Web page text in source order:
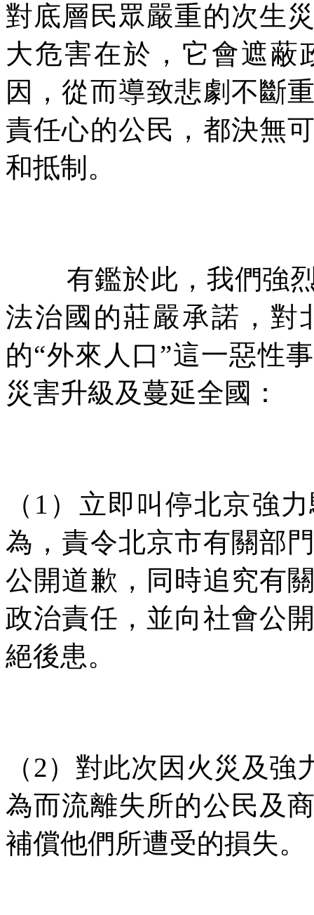
對底層民眾嚴重的次生
大危害在於，它會遮蔽
因，從而導致悲劇不斷
責任心的公民，都決無
和抵制。
有鑑於此，我們強
法治國的莊嚴承諾，對
的“外來人口”這一惡性
災害升級及蔓延全國：
（ 1 ）立即叫停北京強
為，責令北京市有關部
公開道歉，同時追究有
政治責任，並向社會公
絕後患。
（2）對此次因火災及強
為而流離失所的公民及
補償他們所遭受的損失。